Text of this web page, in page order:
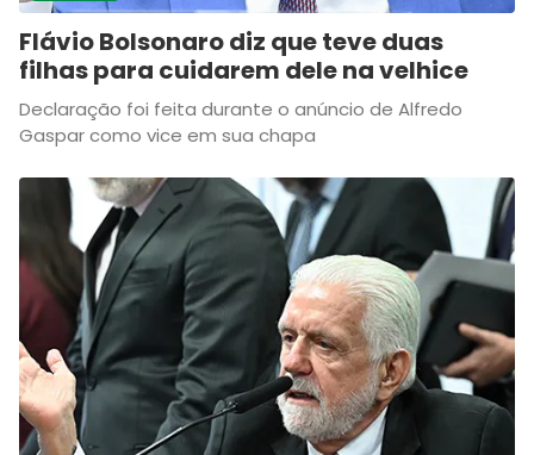
Flávio Bolsonaro diz que teve duas
filhas para cuidarem dele na velhice
Declaração foi feita durante o anúncio de Alfredo
Gaspar como vice em sua chapa